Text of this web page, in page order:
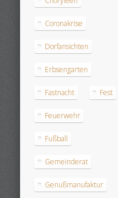
Coronakrise
Dorfansichten
Erbsengarten
Fastnacht Fest
Feuerwehr
Fußball
Gemeinderat
Genußmanufaktur